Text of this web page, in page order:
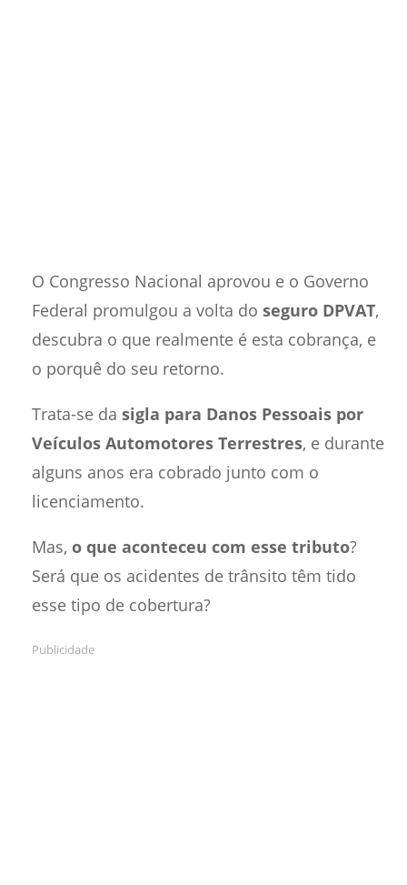
O Congresso Nacional aprovou e o Governo
Federal promulgou a volta do seguro DPVAT,
descubra o que realmente é esta cobrança, e
o porquê do seu retorno.
Trata-se da sigla para Danos Pessoais por
Veículos Automotores Terrestres, e durante
alguns anos era cobrado junto com o
licenciamento.
Mas, o que aconteceu com esse tributo?
Será que os acidentes de trânsito têm tido
esse tipo de cobertura?
Publicidade